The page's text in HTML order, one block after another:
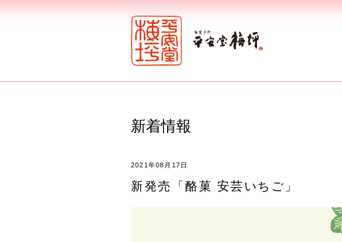
新着情報
2021年08月17日
新発売「酪菓 安芸いちご」